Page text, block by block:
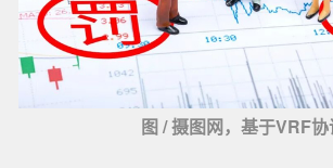
图 / 摄图网，基于VRF协